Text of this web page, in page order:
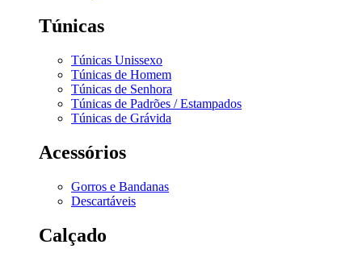
Túnicas
Túnicas Unissexo
Túnicas de Homem
Túnicas de Senhora
Túnicas de Padrões / Estampados
Túnicas de Grávida
Acessórios
Gorros e Bandanas
Descartáveis
Calçado